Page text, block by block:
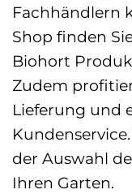
Fachhändlern
Shop finden
Biohort
Zudem
Lieferung und
der Auswahl
Ihren Garten.